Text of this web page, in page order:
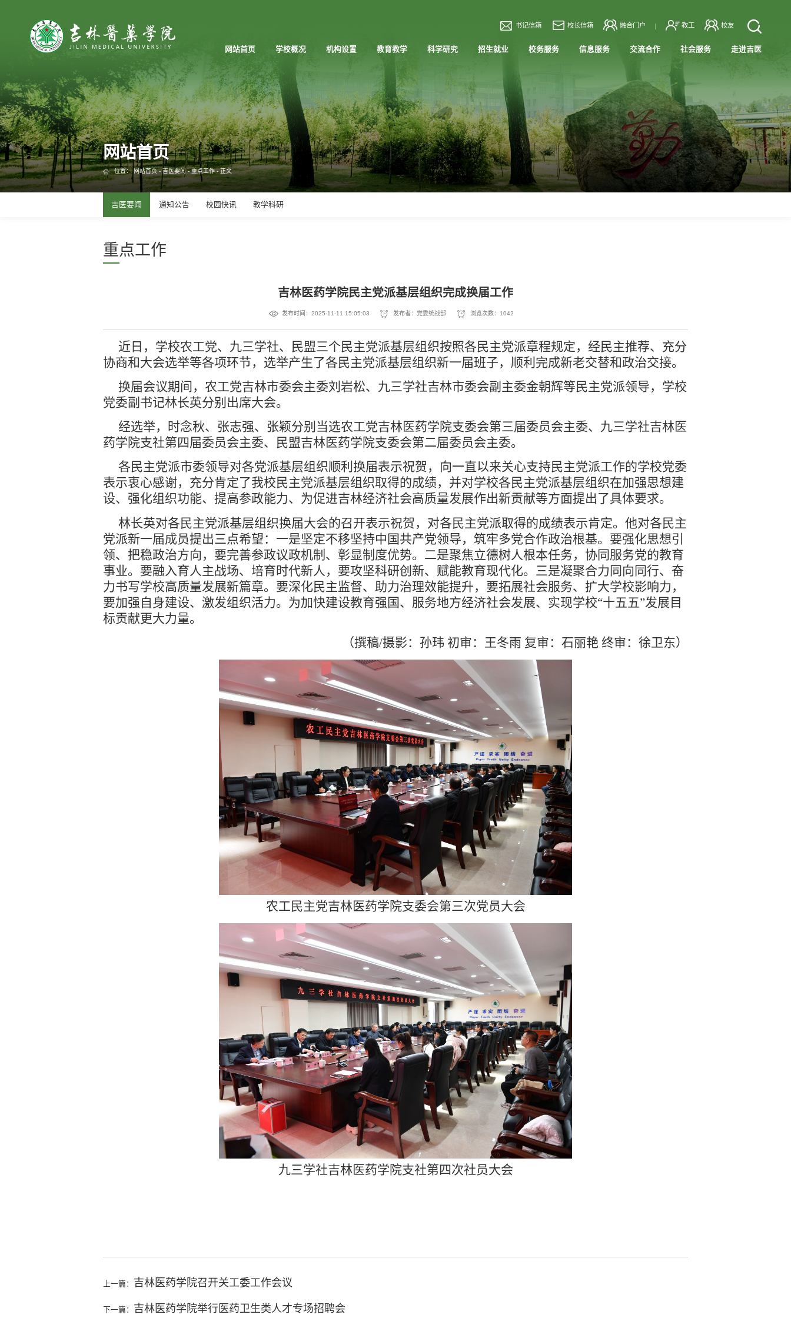
书记信箱 校长信箱 融合门户 教工 校友
网站首页 学校概况 机构设置 教育教学 科学研究 招生就业 校务服务 信息服务 交流合作 社会服务 走进吉医
网站首页
位置： 网站首页- 吉医要闻-重点工作- 正文
吉医要闻 通知公告 校园快讯 教学科研
重点工作
吉林医药学院民主党派基层组织完成换届工作
发布时间：2025-11-11 15:05:03 发布者：党委统战部 浏览次数： 1042
近日，学校农工党、九三学社、民盟三个民主党派基层组织按照各民主党派章程规定，经民主推荐、充分
协商和大会选举等各项环节，选举产生了各民主党派基层组织新一届班子，顺利完成新老交替和政治交接。
换届会议期间，农工党吉林市委会主委刘岩松、九三学社吉林市委会副主委金朝辉等民主党派领导，学校
党委副书记林长英分别出席大会。
经选举，时念秋、张志强、张颖分别当选农工党吉林医药学院支委会第三届委员会主委、九三学社吉林医
药学院支社第四届委员会主委、民盟吉林医药学院支委会第二届委员会主委。
各民主党派市委领导对各党派基层组织顺利换届表示祝贺，向一直以来关心支持民主党派工作的学校党委
表示衷心感谢，充分肯定了我校民主党派基层组织取得的成绩，并对学校各民主党派基层组织在加强思想建
设、强化组织功能、提高参政能力、为促进吉林经济社会高质量发展作出新贡献等方面提出了具体要求。
林长英对各民主党派基层组织换届大会的召开表示祝贺，对各民主党派取得的成绩表示肯定。他对各民主
党派新一届成员提出三点希望：一是坚定不移坚持中国共产党领导，筑牢多党合作政治根基。要强化思想引
领、把稳政治方向，要完善参政议政机制、彰显制度优势。二是聚焦立德树人根本任务，协同服务党的教育
事业。要融入育人主战场、培育时代新人，要攻坚科研创新、赋能教育现代化。三是凝聚合力同向同行、奋
力书写学校高质量发展新篇章。要深化民主监督、助力治理效能提升，要拓展社会服务、扩大学校影响力，
要加强自身建设、激发组织活力。为加快建设教育强国、服务地方经济社会发展、实现学校“十五五”发展目
标贡献更大力量。
（撰稿/摄影：孙玮 初审：王冬雨 复审：石丽艳 终审：徐卫东）
农工民主党吉林医药学院支委会第三次党员大会
九三学社吉林医药学院支社第四次社员大会
上一篇： 吉林医药学院召开关工委工作会议
下一篇： 吉林医药学院举行医药卫生类人才专场招聘会